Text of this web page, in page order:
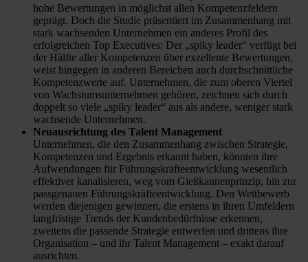
hohe Bewertungen in möglichst allen Kompetenzfeldern
geprägt. Doch die Studie präsentiert im Zusammenhang mit
stark wachsenden Unternehmen ein anderes Profil des
erfolgreichen Top Executives: Der „spiky leader“ verfügt bei
der Hälfte aller Kompetenzen über exzellente Bewertungen,
weist hingegen in anderen Bereichen auch durchschnittliche
Kompetenzwerte auf. Unternehmen, die zum oberen Viertel
von Wachstumsunternehmen gehören, zeichnen sich durch
doppelt so viele „spiky leader“ aus als andere, weniger stark
wachsende Unternehmen.
Neuausrichtung des Talent Management
Unternehmen, die den Zusammenhang zwischen Strategie,
Kompetenzen und Ergebnis erkannt haben, könnten ihre
Aufwendungen für Führungskräfteentwicklung wesentlich
effektiver kanalisieren, weg vom Gießkannenprinzip, hin zur
passgenauen Führungskräfteentwicklung. Den Wettbewerb
werden diejenigen gewinnen, die erstens in ihren Umfeldern
langfristige Trends der Kundenbedürfnisse erkennen,
zweitens die passende Strategie entwerfen und drittens ihre
Organisation – und ihr Talent Management – exakt darauf
ausrichten.